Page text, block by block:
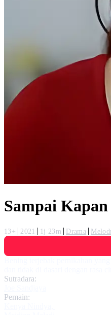
Sampai
13+ 2021 1j 23m Drama
Sutradara:
Pemain: